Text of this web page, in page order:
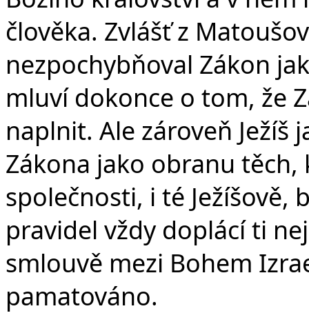
člověka. Zvlášť z
nezpochybňoval Zákon
mluví dokonce o tom, že
naplnit. Ale zároveň Ježíš
Zákona jako obranu těch,
společnosti, i té Ježíšově,
pravidel vždy doplácí ti
smlouvě mezi Bohem
pamatováno.